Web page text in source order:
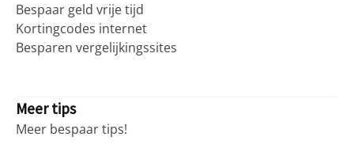
Bespaar geld vrije tijd
Kortingcodes internet
Besparen vergelijkingssites
Meer tips
Meer bespaar tips!